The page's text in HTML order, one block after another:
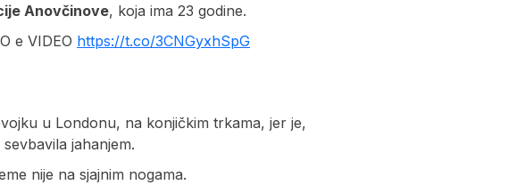
Anovčinove, koja ima 23 godine.
e VIDEO https://t.co/3CNGyxhSpG
u Londonu, na konjičkim trkama, jer je,
jahanjem.
nije na sjajnim nogama.